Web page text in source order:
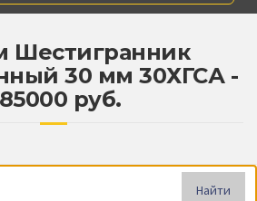
Шестигранник
30 мм 30ХГСА -
руб.
Найти